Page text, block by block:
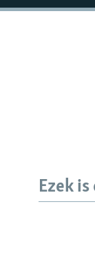
Ezek